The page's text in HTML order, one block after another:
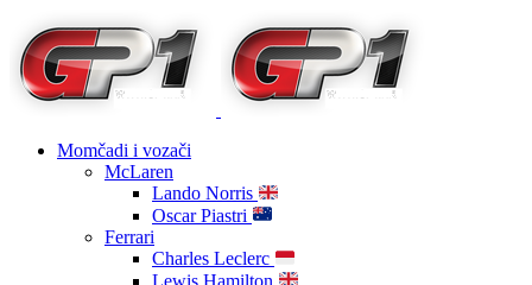
Momčadi i vozači
McLaren
Lando Norris
Oscar Piastri
Ferrari
Charles Leclerc
Lewis Hamilton